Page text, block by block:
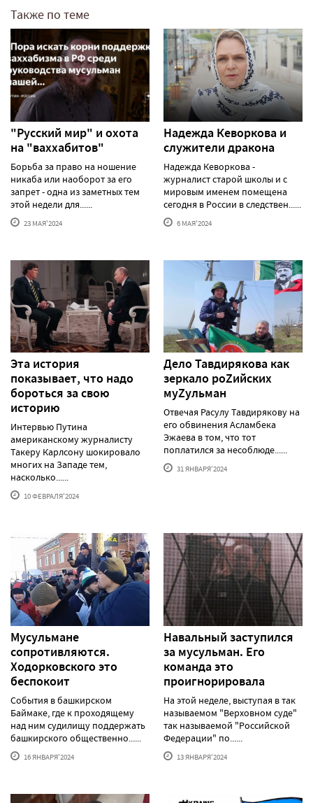
Также по теме
"Русский мир" и охота
на "ваххабитов"
Борьба за право на ношение
никаба или наоборот за его
запрет - одна из заметных тем
этой недели для......
23 МАЯ'2024
Надежда Кеворкова и
служители дракона
Надежда Кеворкова -
журналист старой школы и с
мировым именем помещена
сегодня в России в следствен......
6 МАЯ'2024
Эта история
показывает, что надо
бороться за свою
историю
Интервью Путина
американскому журналисту
Такеру Карлсону шокировало
многих на Западе тем,
насколько......
10 ФЕВРАЛЯ'2024
Дело Тавдирякова как
зеркало роZийских
муZульман
Отвечая Расулу Тавдирякову на
его обвинения Асламбека
Эжаева в том, что тот
поплатился за несоблюде......
31 ЯНВАРЯ'2024
Мусульмане
сопротивляются.
Ходорковского это
беспокоит
События в башкирском
Баймаке, где к проходящему
над ним судилищу поддержать
башкирского общественно......
16 ЯНВАРЯ'2024
Навальный заступился
за мусульман. Его
команда это
проигнорировала
На этой неделе, выступая в так
называемом "Верховном суде"
так называемой "Российской
Федерации" по......
13 ЯНВАРЯ'2024